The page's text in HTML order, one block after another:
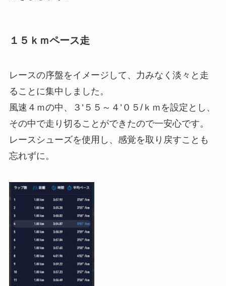
１５ｋｍペース走
レースの序盤をイメージして、力みなく淡々と走
ることに集中しました。
風速４ｍの中、３’５５～４’０５/ｋｍを設定とし、
その中で走り切ることができたので一安心です。
レースシューズを使用し、感覚を取り戻すことも
忘れずに。